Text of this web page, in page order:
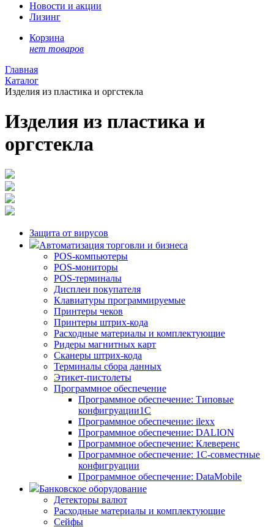
Новости и акции
Лизинг
Корзина
нет товаров
Главная
Каталог
Изделия из пластика и оргстекла
Изделия из пластика и
оргстекла
Защита от вирусов
Автоматизация торговли и бизнеса
POS-компьютеры
POS-мониторы
POS-терминалы
Дисплеи покупателя
Клавиатуры программируемые
Принтеры чеков
Принтеры штрих-кода
Расходные материалы и комплектующие
Ридеры магнитных карт
Сканеры штрих-кода
Терминалы сбора данных
Этикет-пистолеты
Программное обеспечение
Программное обеспечение: Типовые
конфигруации1С
Программное обеспечение: ilexx
Программное обеспечение: DALION
Программное обеспечение: Клеверенс
Программное обеспечение: 1С-совместные
конфигруации
Программное обеспечение: DataMobile
Банковское оборудование
Детекторы валют
Расходные материалы и комплектующие
Сейфы